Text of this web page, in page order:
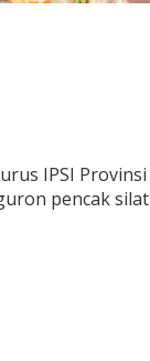
IPSI Provinsi
pencak silat